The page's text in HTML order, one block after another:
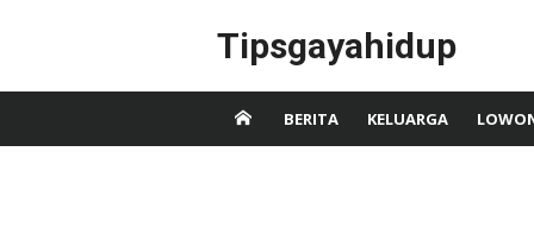
Tipsgayahidup
BERITA KELUARGA